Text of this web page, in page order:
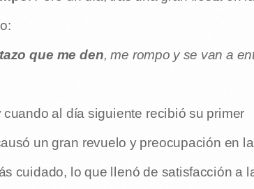
que me den, me rompo y se van a
al día siguiente recibió su primer
un gran revuelo y preocupación en la
cuidado, lo que llenó de satisfacción a